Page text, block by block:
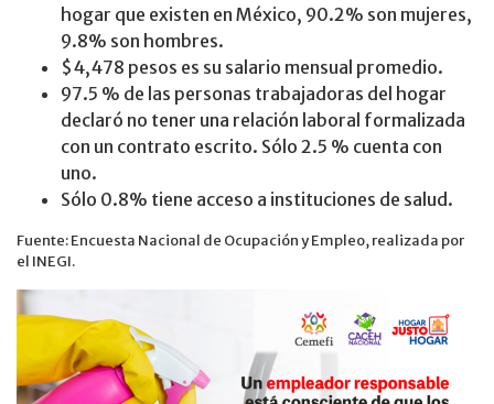
hogar que existen en México, 90.2% son mujeres,
9.8% son hombres.
$4,478 pesos es su salario mensual promedio.
97.5 % de las personas trabajadoras del hogar
declaró no tener una relación laboral formalizada
con un contrato escrito. Sólo 2.5 % cuenta con
uno.
Sólo 0.8% tiene acceso a instituciones de salud.
Fuente: Encuesta Nacional de Ocupación y Empleo, realizada por
el INEGI.